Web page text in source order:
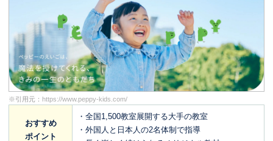
※引用元： https://www.peppy-kids.com/
おすすめ
ポイント
・全国1,500教室展開する大手の教室
・外国人と日本人の2名体制で指導